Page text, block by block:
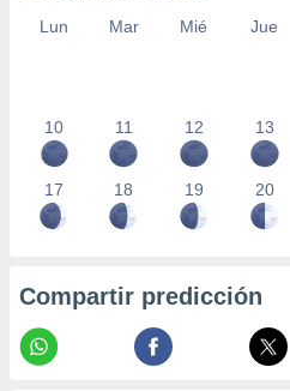
Lun Mar Mié Jue
10 11 12 13
17 18 19 20
Compartir predicción